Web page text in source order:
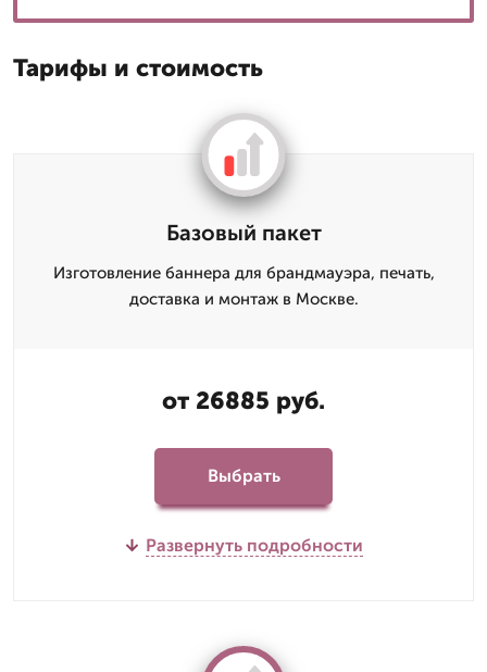
Тарифы и стоимость
Базовый пакет
Изготовление баннера для брандмауэра, печать,
доставка и монтаж в Москве.
от 26885 руб.
Выбрать
Развернуть подробности